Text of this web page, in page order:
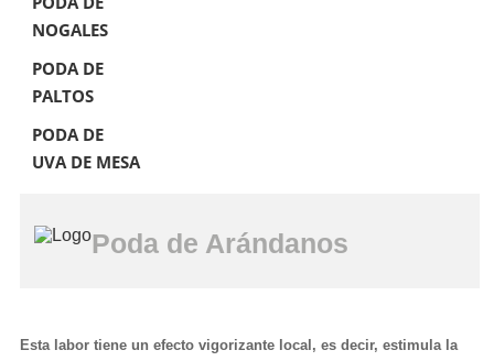
NOGALES
PODA DE
PALTOS
PODA DE
UVA DE MESA
Poda de Arándanos
Esta labor tiene un efecto vigorizante local, es decir, estimula la